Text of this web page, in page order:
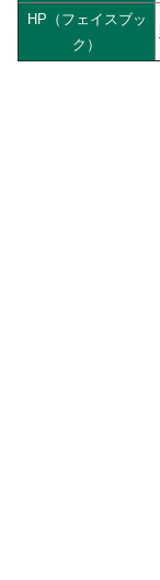
HP（フェイスブッ
ク）